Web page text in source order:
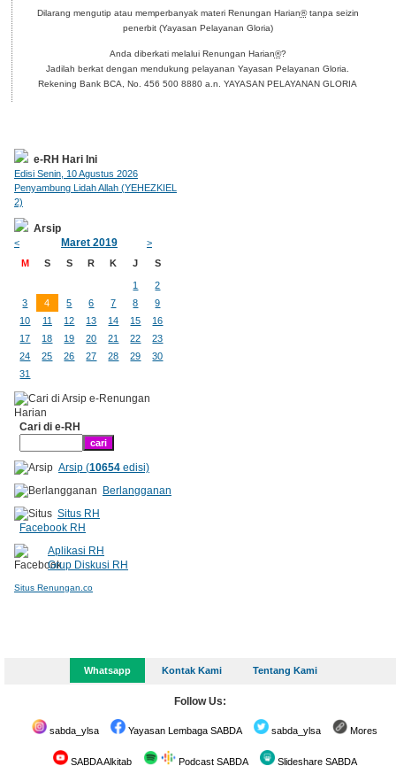
Dilarang mengutip atau memperbanyak materi Renungan Harian®tanpa seizin
penerbit (Yayasan Pelayanan Gloria)
Anda diberkati melalui Renungan Harian®?
Jadilah berkat dengan mendukung pelayanan Yayasan Pelayanan Gloria.
Rekening Bank BCA, No. 456 500 8880 a.n. YAYASAN PELAYANAN GLORIA
e-RH Hari Ini
Edisi Senin, 10 Agustus 2026
Penyambung Lidah Allah (YEHEZKIEL
2)
Arsip
< Maret 2019
>
M
S S R K J S
1
2
3
4 5 6 7 8
9
10
11 12 13 14 15
16
17
18 19 20 21 22
23
24
25 26 27 28 29
30
31
Cari di e-RH
Arsip (10654edisi)
Berlangganan
Situs RH
Facebook RH
Aplikasi RH
Grup Diskusi RH
Situs Renungan.co
Whatsapp Kontak Kami Tentang Kami
Follow Us:
sabda_ylsa Yayasan Lembaga SABDA sabda_ylsa Mores
SABDA Alkitab Podcast SABDA Slideshare SABDA